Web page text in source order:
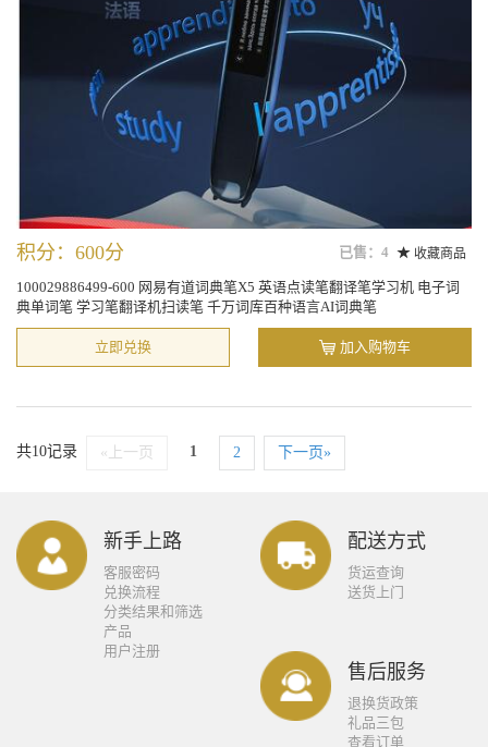
已售：4 收藏商品
积分：600分
100029886499-600 网易有道词典笔X5 英语点读笔翻译笔学习机 电子词
典单词笔 学习笔翻译机扫读笔 千万词库百种语言AI词典笔
立即兑换 加入购物车
共10记录 «上一页 1 2 下一页»
新手上路
客服密码
兑换流程
分类结果和筛选
产品
用户注册
配送方式
货运查询
送货上门
售后服务
退换货政策
礼品三包
查看订单